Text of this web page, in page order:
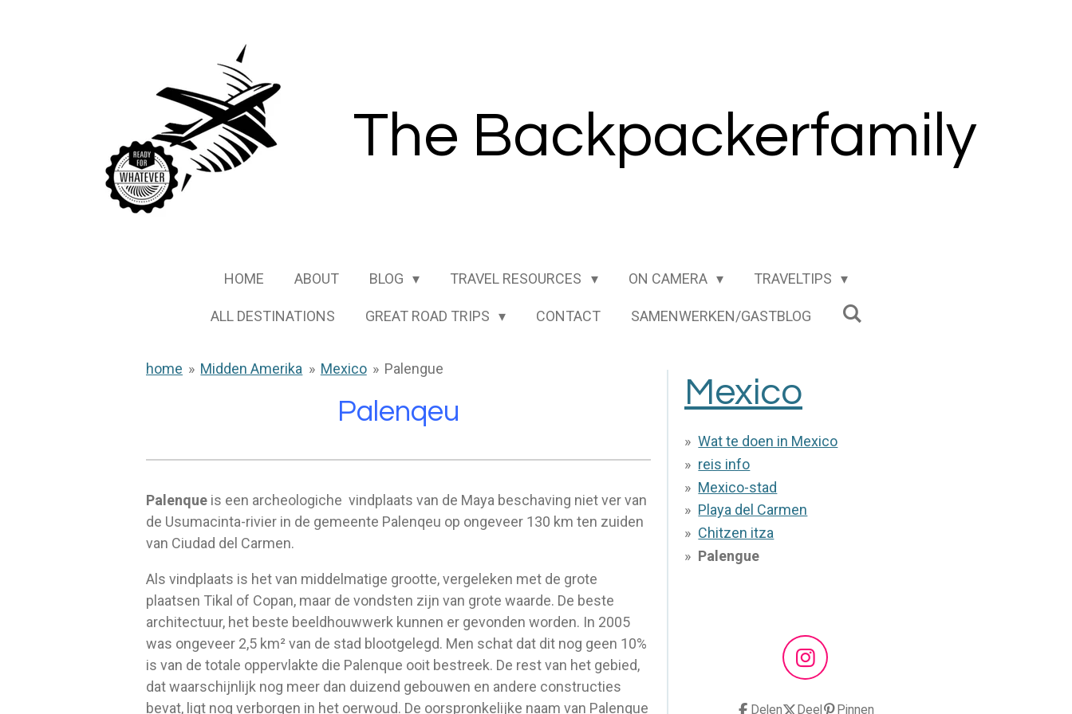
The Backpackerfamily
HOME ABOUT BLOG TRAVEL RESOURCES ON CAMERA TRAVELTIPS
ALL DESTINATIONS GREAT ROAD TRIPS CONTACT SAMENWERKEN/GASTBLOG
home » Midden Amerika » Mexico » Palengue
Palenqeu
Palenque is een archeologiche vindplaats van de Maya beschaving niet ver van
de Usumacinta-rivier in de gemeente Palenqeu op ongeveer 130 km ten zuiden
van Ciudad del Carmen.
Als vindplaats is het van middelmatige grootte, vergeleken met de grote
plaatsen Tikal of Copan, maar de vondsten zijn van grote waarde. De beste
architectuur, het beste beeldhouwwerk kunnen er gevonden worden. In 2005
was ongeveer 2,5 km² van de stad blootgelegd. Men schat dat dit nog geen 10%
is van de totale oppervlakte die Palenque ooit bestreek. De rest van het gebied,
dat waarschijnlijk nog meer dan duizend gebouwen en andere constructies
bevat, ligt nog verborgen in het oerwoud. De oorspronkelijke naam van Palenque
Mexico
Wat te doen in Mexico
reis info
Mexico-stad
Playa del Carmen
Chitzen itza
Palengue
I
s
Delen Deel Pinnen